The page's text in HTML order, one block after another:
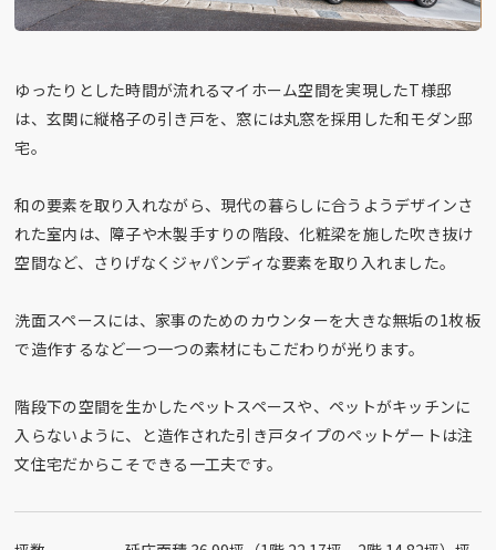
ゆったりとした時間が流れるマイホーム空間を実現したT様邸
は、玄関に縦格子の引き戸を、窓には丸窓を採用した和モダン邸
宅。
和の要素を取り入れながら、現代の暮らしに合うようデザインさ
れた室内は、障子や木製手すりの階段、化粧梁を施した吹き抜け
空間など、さりげなくジャパンディな要素を取り入れました。
洗面スペースには、家事のためのカウンターを大きな無垢の1枚板
で造作するなど一つ一つの素材にもこだわりが光ります。
階段下の空間を生かしたペットスペースや、ペットがキッチンに
入らないように、と造作された引き戸タイプのペットゲートは注
文住宅だからこそできる一工夫です。